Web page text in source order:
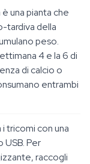
una pianta che
tardiva della
peso.
4 e la 6 di
di calcio o
entrambi
tricomi con una
Per
raccogli